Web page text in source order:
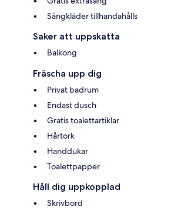
Sängkläder tillhandahålls
Saker att uppskatta
Balkong
Fräscha upp dig
Privat badrum
Endast dusch
Gratis toalettartiklar
Hårtork
Handdukar
Toalettpapper
Håll dig uppkopplad
Skrivbord